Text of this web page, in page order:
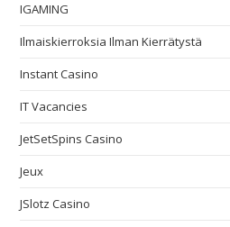
IGAMING
Ilmaiskierroksia Ilman Kierrätystä
Instant Casino
IT Vacancies
JetSetSpins Casino
Jeux
JSlotz Casino